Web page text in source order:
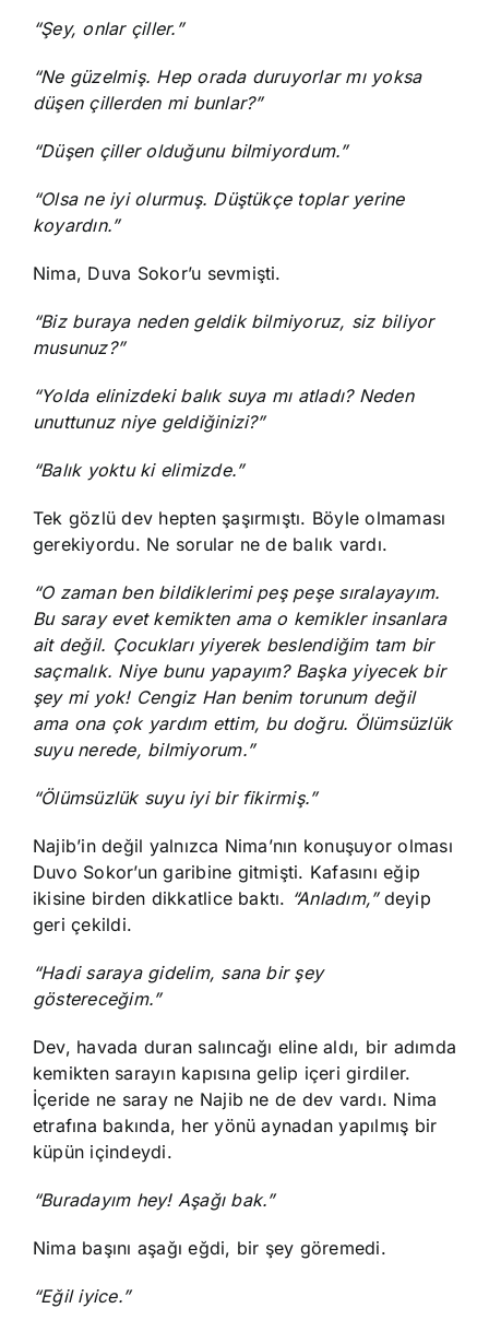
“Şey, onlar çiller.”
“Ne güzelmiş. Hep orada duruyorlar mı yoksa
düşen çillerden mi bunlar?”
“Düşen çiller olduğunu bilmiyordum.”
“Olsa ne iyi olurmuş. Düştükçe toplar yerine
koyardın.”
Nima, Duva Sokor’u sevmişti.
“Biz buraya neden geldik bilmiyoruz, siz biliyor
musunuz?”
“Yolda elinizdeki balık suya mı atladı? Neden
unuttunuz niye geldiğinizi?”
“Balık yoktu ki elimizde.”
Tek gözlü dev hepten şaşırmıştı. Böyle olmaması
gerekiyordu. Ne sorular ne de balık vardı.
“O zaman ben bildiklerimi peş peşe sıralayayım.
Bu saray evet kemikten ama o kemikler insanlara
ait değil. Çocukları yiyerek beslendiğim tam bir
saçmalık. Niye bunu yapayım? Başka yiyecek bir
şey mi yok! Cengiz Han benim torunum değil
ama ona çok yardım ettim, bu doğru. Ölümsüzlük
suyu nerede, bilmiyorum.”
“Ölümsüzlük suyu iyi bir fikirmiş.”
Najib’in değil yalnızca Nima’nın konuşuyor olması
Duvo Sokor’un garibine gitmişti. Kafasını eğip
ikisine birden dikkatlice baktı. “Anladım,”deyip
geri çekildi.
“Hadi saraya gidelim, sana bir şey
göstereceğim.”
Dev, havada duran salıncağı eline aldı, bir adımda
kemikten sarayın kapısına gelip içeri girdiler.
İçeride ne saray ne Najib ne de dev vardı. Nima
etrafına bakında, her yönü aynadan yapılmış bir
küpün içindeydi.
“Buradayım hey! Aşağı bak.”
Nima başını aşağı eğdi, bir şey göremedi.
“Eğil iyice.”